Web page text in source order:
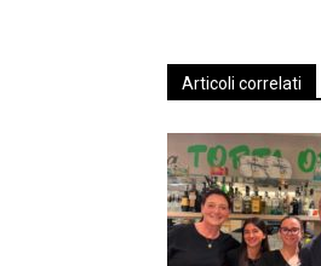
Articoli correlati